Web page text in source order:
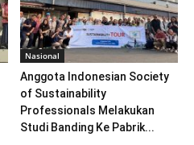
Nasional
Anggota Indonesian Society
of Sustainability
Professionals Melakukan
Studi Banding Ke Pabrik...